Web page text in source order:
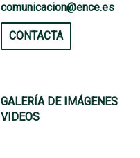
comunicacion@ence.es
CONTACTA
GALERÍA DE IMÁGENES
VIDEOS